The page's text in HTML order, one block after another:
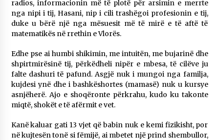
radios, informacionin më të plotë për arsimin e merrte
nga nipi i tij, Hasani, nip i cili trashëgoi profesionin e tij,
duke u bërë një nga mësuesit më të mirë e të aftë të
matematikës në rrethin e Vlorës.
Edhe pse ai humbi shikimin, me intuitën, me bujarinë dhe
shpirtmirësinë tij, përkëdheli nipër e mbesa, të cilëve ju
falte dashuri të pafund. Asgjë nuk i mungoi nga familja,
kujdesi ynë dhe i bashkëshortes (mamasë) nuk u kursye
asnjëherë. Ajo e shoqëronte përkrahu, kudo ku takonte
miqtë, shokët e të afërmit e vet.
Kanë kaluar gati 13 vjet që babin nuk e kemi fizikisht, por
në kujtesën tonë si fëmijë, ai mbetet një prind shembullor,